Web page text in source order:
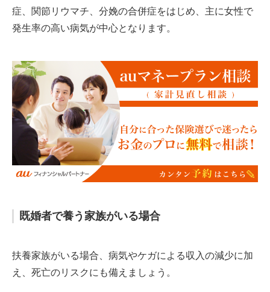
症、関節リウマチ、分娩の合併症をはじめ、主に女性で
発生率の高い病気が中心となります。
既婚者で養う家族がいる場合
扶養家族がいる場合、病気やケガによる収入の減少に加
え、死亡のリスクにも備えましょう。